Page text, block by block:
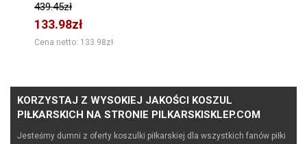
439.45zł
133.98zł
Cena netto: 133.98zł
KORZYSTAJ Z WYSOKIEJ JAKOŚCI KOSZUL
PIŁKARSKICH NA STRONIE PILKARSKISKLEP.COM
Jesteśmy dumni z oferty koszulki piłkarskiej dla wszystkich fanów piłki